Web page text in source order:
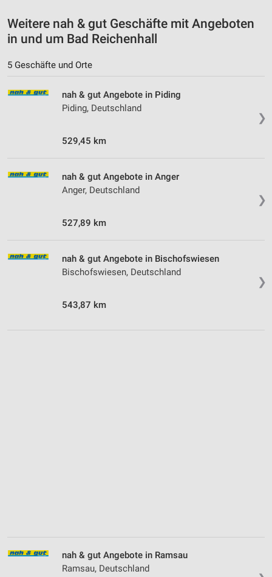
Weitere nah & gut Geschäfte mit Angeboten
in und um Bad Reichenhall
5 Geschäfte und Orte
❯
nah & gut Angebote in Piding
Piding, Deutschland
529,45 km
❯
nah & gut Angebote in Anger
Anger, Deutschland
527,89 km
❯
nah & gut Angebote in Bischofswiesen
Bischofswiesen, Deutschland
543,87 km
nah & gut Angebote in Ramsau
Ramsau, Deutschland